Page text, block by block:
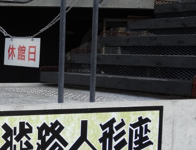
関連施設
通販サイトうずのくに
道の駅うずしお
うずの丘大鳴門橋記念館